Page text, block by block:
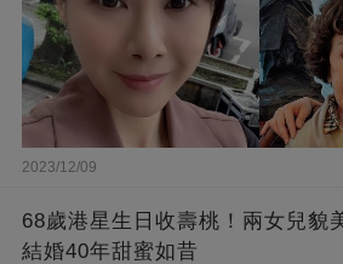
2023/12/09
68歲港星生日收壽桃！兩女兒貌
結婚40年甜蜜如昔